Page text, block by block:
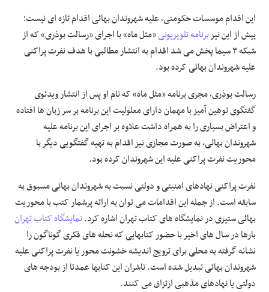
این اقدام موسسات حکومتی، علیه شهروندان بهائی اقدام تازه ای نیست؛
پیش از این نیزبرنامه تلویزیونی«مثل ماه» با اجرای «رسالت بوذری» که از
شبکه ۳ سیما پخش می شد اقدام به انتشار مطالبی با هدف نفرت پراکنی
علیه شهروندان بهائی کرده بود.
رسالت بوذری، مجری برنامه «مثل ماه» که نام او پس از انتشار ویدئوی
گفتگوی توهین آمیز با مهمان دارای معلولیت این برنامه بر سر زبان ها افتاده
و اعتراض بسیاری را به همراه داشت علاوه بر اجرای این برنامه علیه
شهروندان بهائی، به صورت مجازی نیز اقدام به تهیه گفتگویی دیگر با
محوریت نفرت پراکنی علیه این شهروندان کرده بود.
نفرت پراکنی نهادهای امنیتی و دولتی نسبت به شهروندان بهائی مسبوق به
سابقه است. از جمله این اقدامات می توان به ارائه پرشمار کتب با محوریت
بهائی ستیزی در نمایشگاه های کتاب تهران اشاره کرد.نمایشگاه کتاب تهران
بارها در سال های اخیر با حضور کتابهایی که نحله های فکری گوناگون را
نشانه گرفته به محلی برای ترویج اندیشه خشونت محور یا نفرت پراکنی علیه
شهروندان بهائی تبدیل شده است. ناشران این کنابها عمدتا از بودجه های
دولتی یا نهادهای مذهبی ارتزاق می کنند.